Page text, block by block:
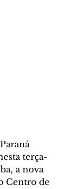
terça-
a nova
Centro de